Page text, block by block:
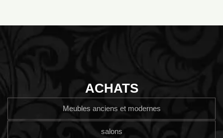
ACHATS
Meubles anciens et modernes
salons